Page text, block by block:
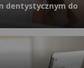
dentystycznym do